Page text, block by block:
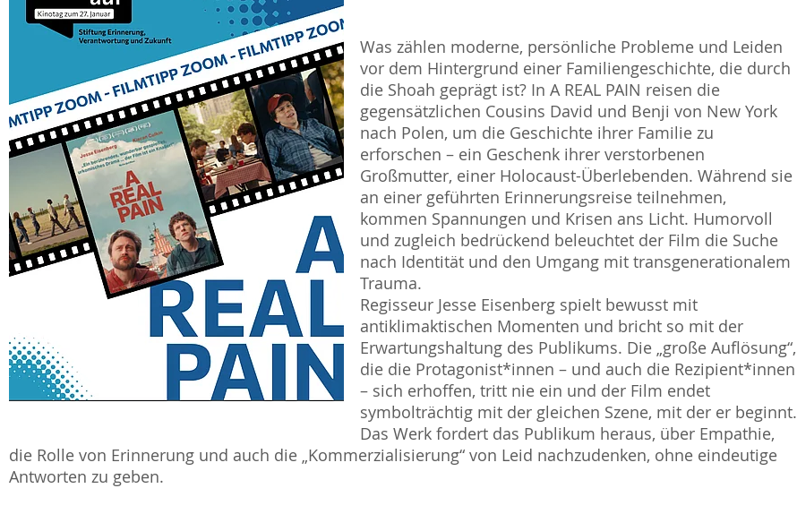
Was zählen moderne, persönliche Probleme und Leiden
vor dem Hintergrund einer Familiengeschichte, die durch
die Shoah geprägt ist? In A REAL PAIN reisen die
gegensätzlichen Cousins David und Benji von New York
nach Polen, um die Geschichte ihrer Familie zu
erforschen – ein Geschenk ihrer verstorbenen
Großmutter, einer Holocaust-Überlebenden. Während sie
an einer geführten Erinnerungsreise teilnehmen,
kommen Spannungen und Krisen ans Licht. Humorvoll
und zugleich bedrückend beleuchtet der Film die Suche
nach Identität und den Umgang mit transgenerationalem
Trauma.
Regisseur Jesse Eisenberg spielt bewusst mit
antiklimaktischen Momenten und bricht so mit der
Erwartungshaltung des Publikums. Die „große Auflösung“,
die die Protagonist*innen – und auch die Rezipient*innen
– sich erhoffen, tritt nie ein und der Film endet
symbolträchtig mit der gleichen Szene, mit der er beginnt.
Das Werk fordert das Publikum heraus, über Empathie,
die Rolle von Erinnerung und auch die „Kommerzialisierung“ von Leid nachzudenken, ohne eindeutige
Antworten zu geben.